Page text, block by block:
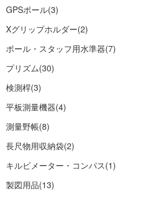
GPSポール(3)
Xグリップホルダー(2)
ポール・スタッフ用水準器(7)
プリズム(30)
検測桿(3)
平板測量機器(4)
測量野帳(8)
長尺物用収納袋(2)
キルビメーター・コンパス(1)
製図用品(13)